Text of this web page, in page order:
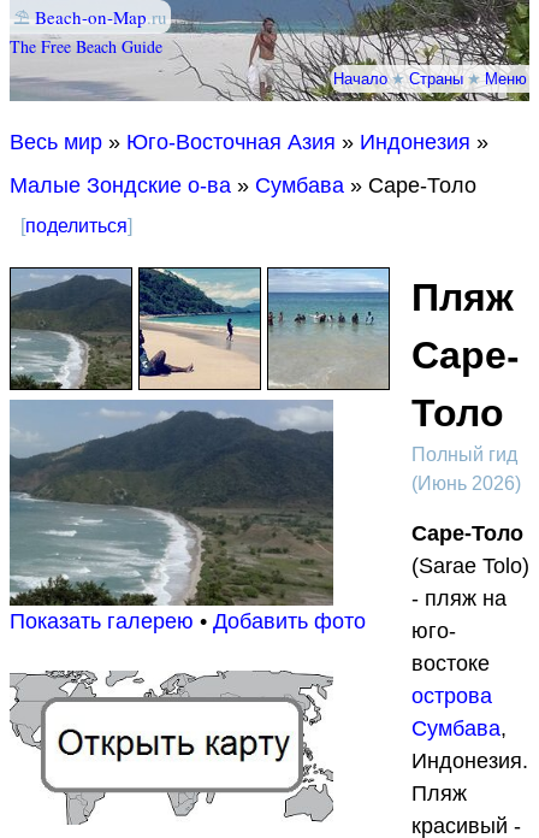
⛱ Beach-on-Map.ru
The Free Beach Guide
Начало★Страны★Меню
Весь мир » Юго-Восточная Азия » Индонезия »
Малые Зондские о-ва » Сумбава » Саре-Толо
[поделиться]
Показать галерею • Добавить фото
Пляж
Саре-
Толо
Полный гид
(Июнь 2026)
Саре-Толо
(Sarae Tolo)
- пляж на
юго-
востоке
острова
Сумбава,
Индонезия.
Пляж
красивый -